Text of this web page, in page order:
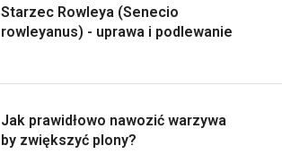
Starzec Rowleya (Senecio
rowleyanus) - uprawa i podlewanie
Jak prawidłowo nawozić warzywa
by zwiększyć plony?